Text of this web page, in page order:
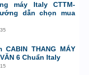
máy Italy CTTM-
dẫn chọn mua
CABIN THANG MÁY
6 Chuẩn Italy